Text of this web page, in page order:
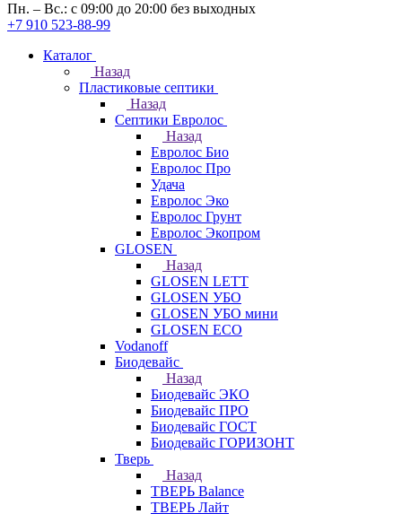
Пн. – Вс.: с 09:00 до 20:00 без выходных
+7 910 523-88-99
Каталог
Назад
Пластиковые септики
Назад
Септики Евролос
Назад
Евролос Био
Евролос Про
Удача
Евролос Эко
Евролос Грунт
Евролос Экопром
GLOSEN
Назад
GLOSEN LETT
GLOSEN УБО
GLOSEN УБО мини
GLOSEN ECO
Vodanoff
Биодевайс
Назад
Биодевайс ЭКО
Биодевайс ПРО
Биодевайс ГОСТ
Биодевайс ГОРИЗОНТ
Тверь
Назад
ТВЕРЬ Balance
ТВЕРЬ Лайт